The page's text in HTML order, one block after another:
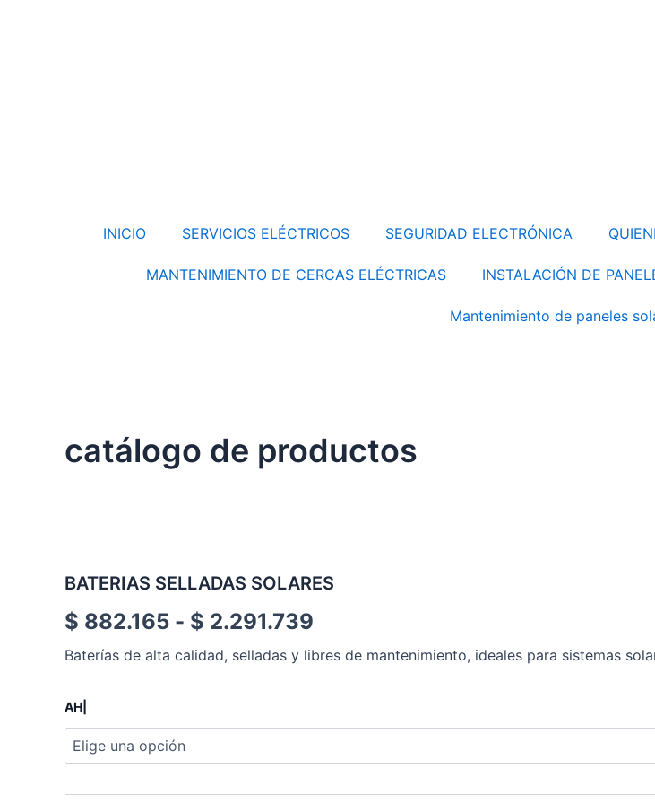
INICIO SERVICIOS ELÉCTRICOS SEGURIDAD ELECTRÓNICA
MANTENIMIENTO DE CERCAS ELÉCTRICAS INSTALACIÓN DE
Mantenimiento de paneles
catálogo de productos
BATERIAS SELLADAS SOLARES
$ 882.165 - $ 2.291.739
de
desde
$ 882.165
hasta
Baterías de alta calidad, selladas y libres de mantenimiento, ideales para sistemas
AH|
BATERIAS
SELLADAS
cantidad